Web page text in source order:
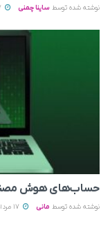
نوشته شده توسط ساینا چمنی
حساب‌های هوش
نوشته شده توسط مانی